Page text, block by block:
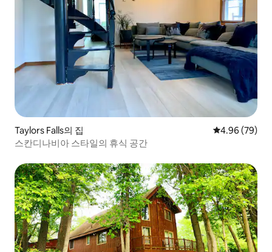
Taylors Falls의 집 평점 4.96점(5
4.96 (79)
스칸디나비아 스타일의 휴식 공간